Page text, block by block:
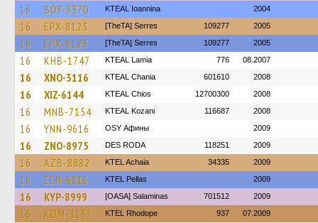
16 BOY-3370 KTEAL Ioannina 2004
16 EPX-8123 [TheTA] Serres 109277 2005
16 EPX-8123 [TheTA] Serres 109277 2005
16 KHB-1747 KTEAL Lamia 776 08.2007
16 XNO-3116 KTEAL Chania 601610 2008
16 XIZ-6144 KTEAL Chios 12700300 2008
16 MNB-7154 KTEAL Kozani 116687 2008
16 YNN-9616 OSY Афины 2009
16 ZNO-8975 DES RODA 118251 2009
16 AZB-8882 KTEL Achaia 34335 2009
16 EEN-6816 KTEL Pellas 2009
16 KYP-8999 [OASA] Salaminas 701512 2009
16 KOM-3157 KTEL Rhodope 937 07.2009